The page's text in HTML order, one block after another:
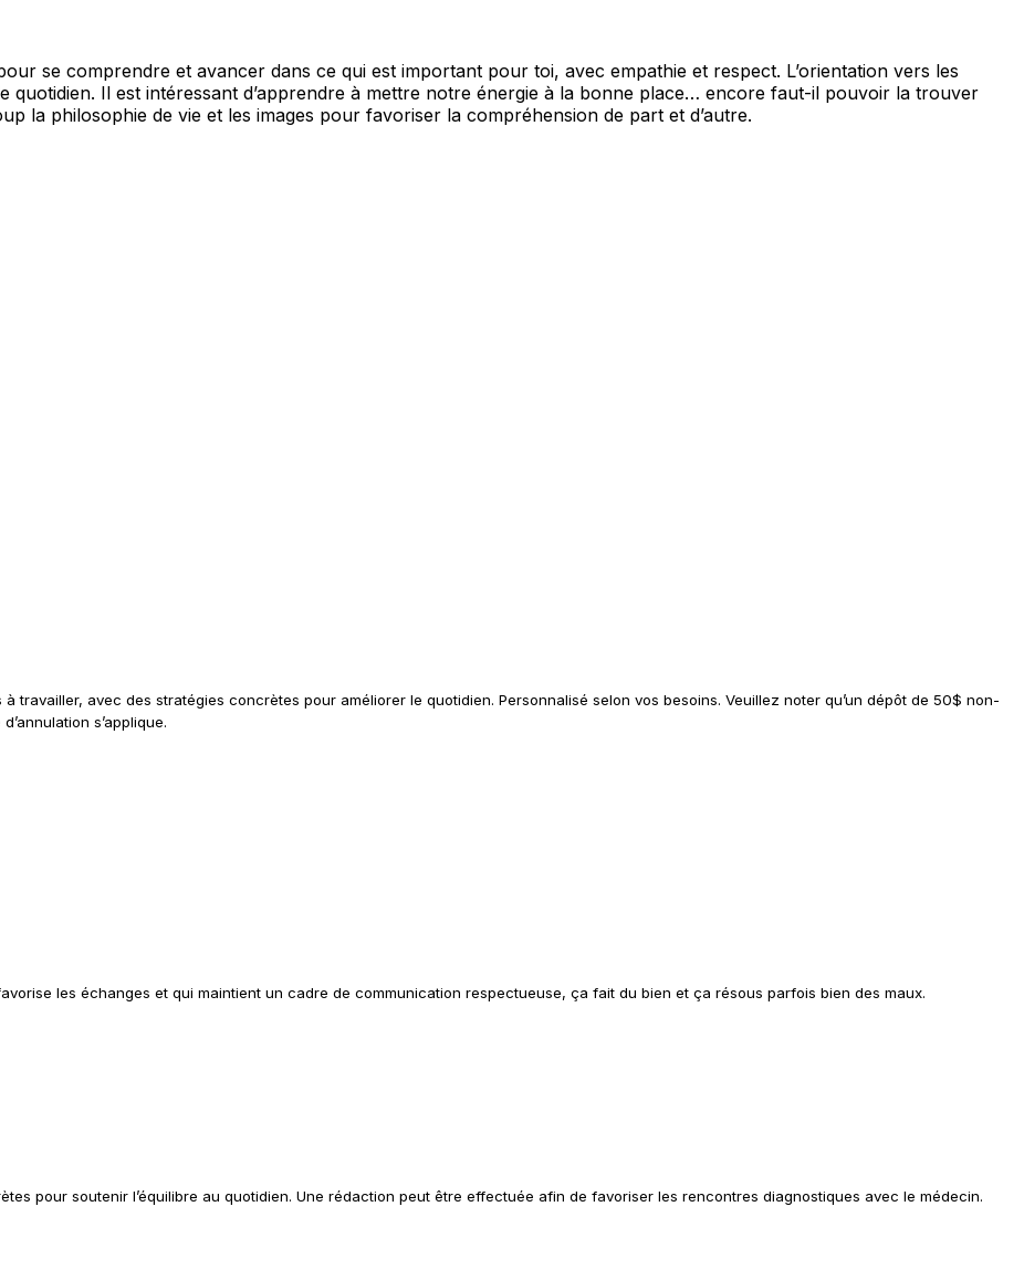
se comprendre et avancer dans ce qui est important pour toi, avec empathie et respect. L’orientation vers les
quotidien. Il est intéressant d’apprendre à mettre notre énergie à la bonne place… encore faut-il pouvoir la trouver
la philosophie de vie et les images pour favoriser la compréhension de part et d’autre.
travailler, avec des stratégies concrètes pour améliorer le quotidien. Personnalisé selon vos besoins. Veuillez noter qu’un dépôt de 50$ non-
s’applique.
les échanges et qui maintient un cadre de communication respectueuse, ça fait du bien et ça résous parfois bien des maux.
pour soutenir l’équilibre au quotidien. Une rédaction peut être effectuée afin de favoriser les rencontres diagnostiques avec le médecin.